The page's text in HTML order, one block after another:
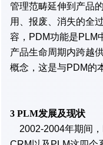
管理范畴延伸到产品
用、报废、消失的全
容，PDM功能是PLM
产品生命周期内跨越
概念，这是与PDM的
3 PLM发展及现状
2002-2004年期间，